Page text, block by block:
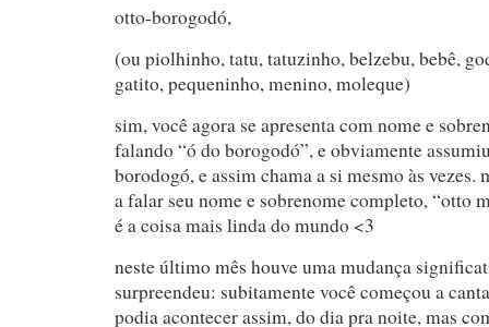
otto-borogodó,
(ou piolhinho, tatu, tatuzinho, belzebu, bebê,
gatito, pequeninho, menino, moleque)
sim, você agora se apresenta com nome e
falando “ó do borogodó”, e obviamente
borodogó, e assim chama a si mesmo às vezes.
a falar seu nome e sobrenome completo, “otto
é a coisa mais linda do mundo <3
neste último mês houve uma mudança
surpreendeu: subitamente você começou a
podia acontecer assim, do dia pra noite, mas